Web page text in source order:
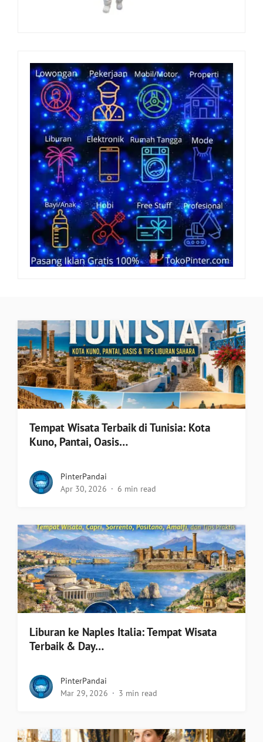
Tempat Wisata Terbaik di Tunisia: Kota
Kuno, Pantai, Oasis…
PinterPandai
Apr 30, 2026
6 min read
Liburan ke Naples Italia: Tempat Wisata
Terbaik & Day…
PinterPandai
Mar 29, 2026
3 min read